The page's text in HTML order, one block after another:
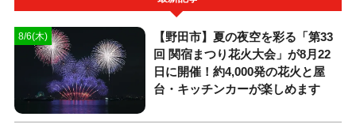
8/6(木)
【野田市】夏の夜空を彩る「第33
回 関宿まつり花火大会」が8月22
日に開催！約4,000発の花火と屋
台・キッチンカーが楽しめます